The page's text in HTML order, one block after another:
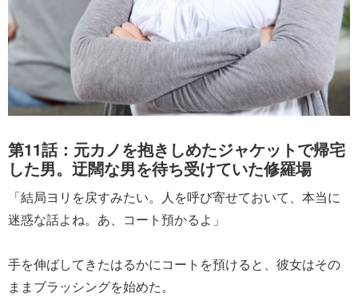
第11話：元カノを抱きしめたジャケットで帰宅
した男。迂闊な男を待ち受けていた修羅場
「結局ヨリを戻すみたい。人を呼び寄せておいて、本当に
迷惑な話よね。あ、コート預かるよ」
手を伸ばしてきたはるかにコートを預けると、彼女はその
ままブラッシングを始めた。